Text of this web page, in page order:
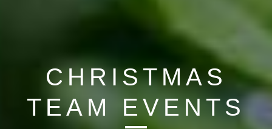
CHRISTMAS
TEAM EVENTS